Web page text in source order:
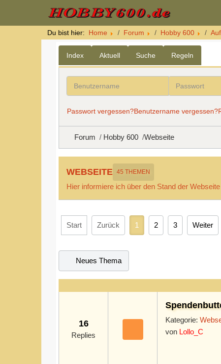
Du bist hier: Home Forum Hobby 600
Index Aktuell Suche Regeln
Benutzername Passwort
Passwort vergessen?Benutzername vergessen?
Forum Hobby 600 Webseite
WEBSEITE 45 THEMEN
Hier informiere ich über den Stand der
Start Zurück 1 2 3 Weiter
Neues Thema
16
Replies
Kategorie:
von Lollo_C